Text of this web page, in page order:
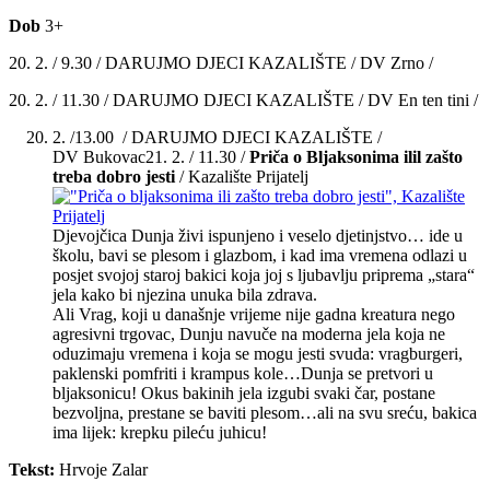
Dob 3+
20. 2. / 9.30 / DARUJMO DJECI KAZALIŠTE / DV Zrno /
20. 2. / 11.30 / DARUJMO DJECI KAZALIŠTE / DV En ten tini /
2. /13.00 / DARUJMO DJECI KAZALIŠTE /
DV Bukovac21. 2. / 11.30 /Priča o Bljaksonima ilil zašto
treba dobro jesti / Kazalište Prijatelj
Djevojčica Dunja živi ispunjeno i veselo djetinjstvo… ide u
školu, bavi se plesom i glazbom, i kad ima vremena odlazi u
posjet svojoj staroj bakici koja joj s ljubavlju priprema „stara“
jela kako bi njezina unuka bila zdrava.
Ali Vrag, koji u današnje vrijeme nije gadna kreatura nego
agresivni trgovac, Dunju navuče na moderna jela koja ne
oduzimaju vremena i koja se mogu jesti svuda: vragburgeri,
paklenski pomfriti i krampus kole…Dunja se pretvori u
bljaksonicu! Okus bakinih jela izgubi svaki čar, postane
bezvoljna, prestane se baviti plesom…ali na svu sreću, bakica
ima lijek: krepku pileću juhicu!
Tekst: Hrvoje Zalar